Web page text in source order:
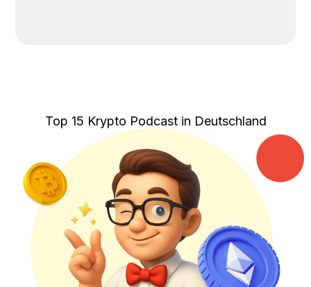
Top 15 Krypto Podcast in Deutschland